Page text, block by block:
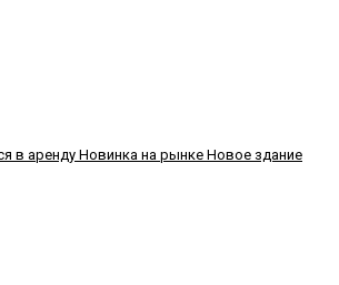
в аренду Новинка на рынке Новое здание